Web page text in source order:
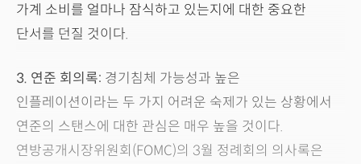
가계 소비를 얼마나 잠식하고 있는지에 대한 중요한
단서를 던질 것이다.
3. 연준 회의록: 경기침체 가능성과 높은
인플레이션이라는 두 가지 어려운 숙제가 있는 상황에서
연준의 스탠스에 대한 관심은 매우 높을 것이다.
연방공개시장위원회(FOMC)의 3월 정례회의 의사록은